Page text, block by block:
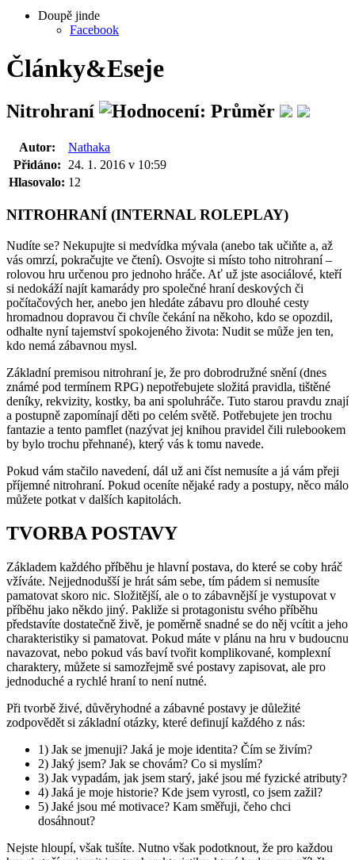
Doupě jinde
Facebook
Články&Eseje
Nitrohraní
Autor:
Nathaka
Přidáno:
24. 1. 2016 v 10:59
Hlasovalo: 12
NITROHRANÍ (INTERNAL ROLEPLAY)
Nudíte se? Nekupujte si medvídka mývala (anebo tak učiňte a, až
vás omrzí, pokračujte ve čtení). Osvojte si místo toho nitrohraní –
rolovou hru určenou pro jednoho hráče. Ať už jste asociálové, kteří
si nedokáží najít kamarády pro společné hraní deskových či
počítačových her, anebo jen hledáte zábavu pro dlouhé cesty
hromadnou dopravou či chvíle čekání na někoho, kdo se opozdil,
odhalte nyní tajemství spokojeného života: Nudit se může jen ten,
kdo nemá zábavnou mysl.
Základní premisou nitrohraní je, že pro dobrodružné snění (dnes
známé pod termínem RPG) nepotřebujete složitá pravidla, tištěné
deníky, rekvizity, kostky, ba ani spoluhráče. Tuto starou pravdu znají
a postupně zapomínají děti po celém světě. Potřebujete jen trochu
fantazie a tento pamflet (nazývat jej knihou pravidel čili rulebookem
by bylo trochu přehnané), který vás k tomu navede.
Pokud vám stačilo navedení, dál už ani číst nemusíte a já vám přeji
příjemné nitrohraní. Pokud oceníte nějaké rady a postupy, něco málo
můžete potkat v dalších kapitolách.
TVORBA POSTAVY
Základem každého příběhu je hlavní postava, do které se coby hráč
vžíváte. Nejjednodušší je hrát sám sebe, tím pádem si nemusíte
pamatovat skoro nic. Složitější, ale o to zábavnější je vystupovat v
příběhu jako někdo jiný. Pakliže si protagonistu svého příběhu
představíte dostatečně živě, je poměrně snadné se do něj vcítit a jeho
charakteristiky si pamatovat. Pokud máte v plánu na hru v budoucnu
navazovat, nebo pokud vás baví tvořit komplikované, komplexní
charaktery, můžete si samozřejmě své postavy zapisovat, ale pro
jednoduché a rychlé hraní to není nutné.
Při tvorbě živé, důvěryhodné a zábavné postavy je důležité
zodpovědět si základní otázky, které definují každého z nás:
1) Jak se jmenuji? Jaká je moje identita? Čím se živím?
2) Jaký jsem? Jak se chovám? Co si myslím?
3) Jak vypadám, jak jsem starý, jaké jsou mé fyzické atributy?
4) Jaká je moje historie? Kde jsem vyrostl, co jsem zažil?
5) Jaké jsou mé motivace? Kam směřuji, čeho chci
dosáhnout?
Nejste hloupí, však tušíte. Nutno však podotknout, že pro každou